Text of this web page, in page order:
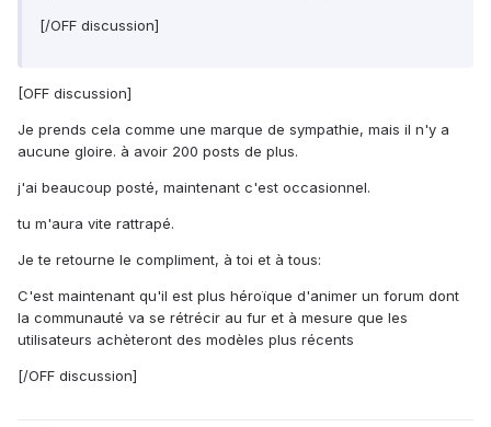
[/OFF discussion]
[OFF discussion]
Je prends cela comme une marque de sympathie, mais il n'y a
aucune gloire. à avoir 200 posts de plus.
j'ai beaucoup posté, maintenant c'est occasionnel.
tu m'aura vite rattrapé.
Je te retourne le compliment, à toi et à tous:
C'est maintenant qu'il est plus héroïque d'animer un forum dont
la communauté va se rétrécir au fur et à mesure que les
utilisateurs achèteront des modèles plus récents
[/OFF discussion]